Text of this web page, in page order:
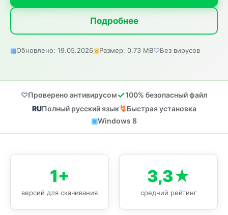
Подробнее
Обновлено: 19.05.2026 Размер: 0.73 MB Без вирусов
Проверено антивирусом
100% безопасный файл
Полный русский язык
Быстрая установка
Windows 8
1+
версий для скачивания
3,3★
средний рейтинг